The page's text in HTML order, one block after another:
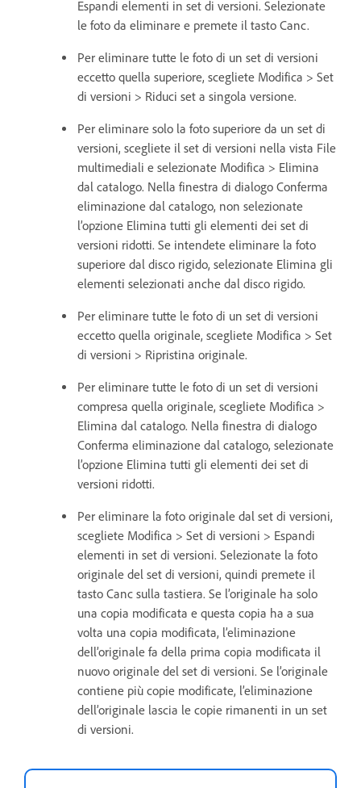
Espandi elementi in set di versioni. Selezionate
le foto da eliminare e premete il tasto Canc.
Per eliminare tutte le foto di un set di versioni
eccetto quella superiore, scegliete Modifica > Set
di versioni > Riduci set a singola versione.
Per eliminare solo la foto superiore da un set di
versioni, scegliete il set di versioni nella vista File
multimediali e selezionate Modifica > Elimina
dal catalogo. Nella finestra di dialogo Conferma
eliminazione dal catalogo, non selezionate
l’opzione Elimina tutti gli elementi dei set di
versioni ridotti. Se intendete eliminare la foto
superiore dal disco rigido, selezionate Elimina gli
elementi selezionati anche dal disco rigido.
Per eliminare tutte le foto di un set di versioni
eccetto quella originale, scegliete Modifica > Set
di versioni > Ripristina originale.
Per eliminare tutte le foto di un set di versioni
compresa quella originale, scegliete Modifica >
Elimina dal catalogo. Nella finestra di dialogo
Conferma eliminazione dal catalogo, selezionate
l’opzione Elimina tutti gli elementi dei set di
versioni ridotti.
Per eliminare la foto originale dal set di versioni,
scegliete Modifica > Set di versioni > Espandi
elementi in set di versioni. Selezionate la foto
originale del set di versioni, quindi premete il
tasto Canc sulla tastiera. Se l’originale ha solo
una copia modificata e questa copia ha a sua
volta una copia modificata, l’eliminazione
dell’originale fa della prima copia modificata il
nuovo originale del set di versioni. Se l’originale
contiene più copie modificate, l’eliminazione
dell’originale lascia le copie rimanenti in un set
di versioni.